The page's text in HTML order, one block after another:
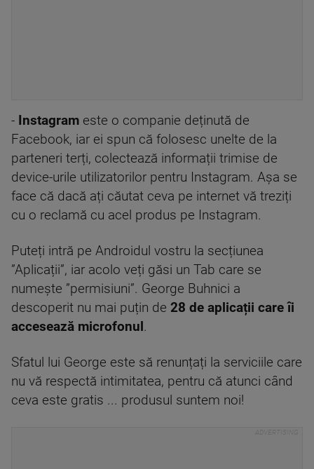
- Instagram este o companie deținută de
Facebook, iar ei spun că folosesc unelte de la
parteneri terți, colectează informații trimise de
device-urile utilizatorilor pentru Instagram. Așa se
face că dacă ați căutat ceva pe internet vă treziți
cu o reclamă cu acel produs pe Instagram.
Puteți intră pe Androidul vostru la secțiunea
”Aplicații”, iar acolo veți găsi un Tab care se
numește ”permisiuni”. George Buhnici a
descoperit nu mai puțin de 28 de aplicații care îi
accesează microfonul .
Sfatul lui George este să renunțați la serviciile care
nu vă respectă intimitatea, pentru că atunci când
ceva este gratis ... produsul suntem noi!